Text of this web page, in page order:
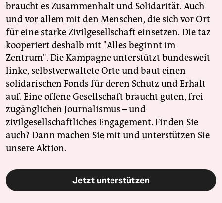
braucht es Zusammenhalt und Solidarität. Auch
und vor allem mit den Menschen, die sich vor Ort
für eine starke Zivilgesellschaft einsetzen. Die taz
kooperiert deshalb mit "Alles beginnt im
Zentrum". Die Kampagne unterstützt bundesweit
linke, selbstverwaltete Orte und baut einen
solidarischen Fonds für deren Schutz und Erhalt
auf. Eine offene Gesellschaft braucht guten, frei
zugänglichen Journalismus – und
zivilgesellschaftliches Engagement. Finden Sie
auch? Dann machen Sie mit und unterstützen Sie
unsere Aktion.
Jetzt unterstützen